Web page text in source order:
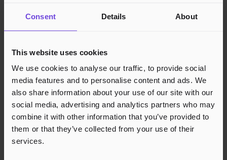
Consent Details About
This website uses cookies
We use cookies to analyse our traffic, to provide social
media features and to personalise content and ads. We
also share information about your use of our site with our
social media, advertising and analytics partners who may
combine it with other information that you’ve provided to
them or that they’ve collected from your use of their
services.